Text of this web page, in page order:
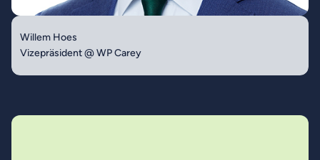
Willem Hoes
Vizepräsident @ WP Carey